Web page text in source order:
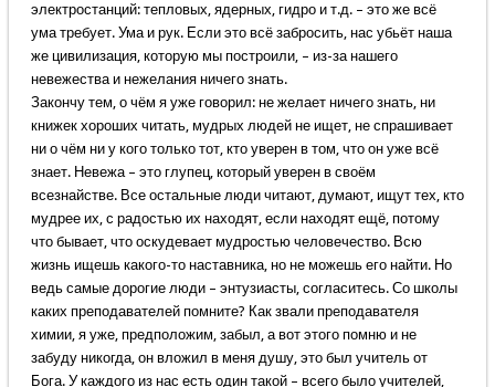
электростанций: тепловых, ядерных, гидро и т.д. – это же всё
ума требует. Ума и рук. Если это всё забросить, нас убьёт наша
же цивилизация, которую мы построили, – из-за нашего
невежества и нежелания ничего знать.
Закончу тем, о чём я уже говорил: не желает ничего знать, ни
книжек хороших читать, мудрых людей не ищет, не спрашивает
ни о чём ни у кого только тот, кто уверен в том, что он уже всё
знает. Невежа – это глупец, который уверен в своём
всезнайстве. Все остальные люди читают, думают, ищут тех, кто
мудрее их, с радостью их находят, если находят ещё, потому
что бывает, что оскудевает мудростью человечество. Всю
жизнь ищешь какого-то наставника, но не можешь его найти. Но
ведь самые дорогие люди – энтузиасты, согласитесь. Со школы
каких преподавателей помните? Как звали преподавателя
химии, я уже, предположим, забыл, а вот этого помню и не
забуду никогда, он вложил в меня душу, это был учитель от
Бога. У каждого из нас есть один такой – всего было учителей,